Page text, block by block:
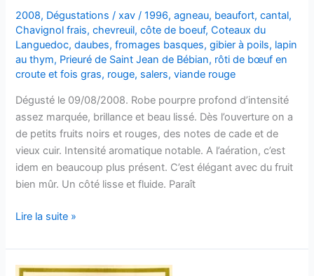
2008, Dégustations /xav/1996,agneau, beaufort,cantal,
Chavignol frais,chevreuil,côte de boeuf,Coteaux du
Languedoc,daubes,fromages basques,gibier à poils, lapin
au thym, Prieuré de Saint Jean de Bébian, rôti de bœuf en
croute et fois gras, rouge, salers,viande rouge
Dégusté le 09/08/2008. Robe pourpre profond d’intensité
assez marquée, brillance et beau lissé. Dès l’ouverture on a
de petits fruits noirs et rouges, des notes de cade et de
vieux cuir. Intensité aromatique notable. A l’aération, c’est
idem en beaucoup plus présent. C’est élégant avec du fruit
bien mûr. Un côté lisse et fluide. Paraît
Coteaux
Languedoc
–
Lire la suite »